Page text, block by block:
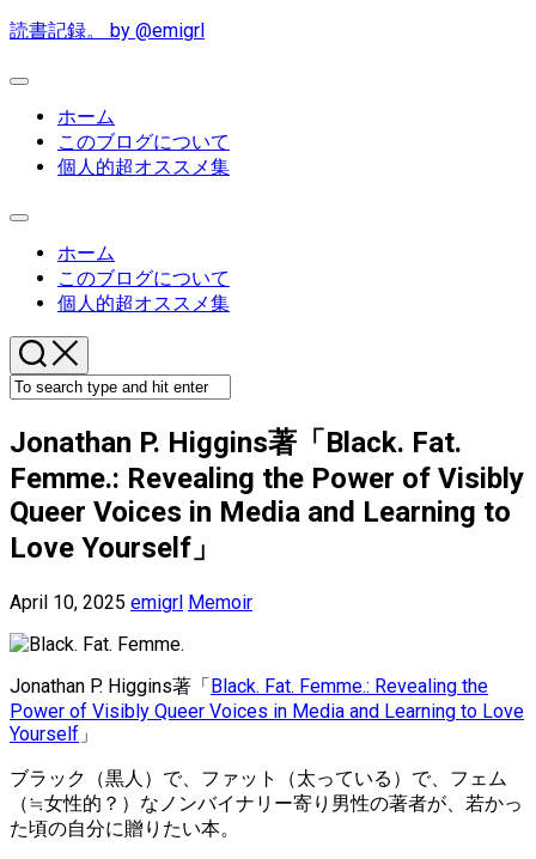
Skip
content
読書記録。 by @emigrl
Expand
ホーム
このブログについて
個人的超オススメ集
Expand
ホーム
このブログについて
個人的超オススメ集
Jonathan P. Higgins著「Black. Fat.
Femme.: Revealing the Power of Visibly
Queer Voices in Media and Learning to
Love Yourself」
April 10, 2025 emigrl Memoir
Jonathan P. Higgins著「Black. Fat. Femme.: Revealing the
Power of Visibly Queer Voices in Media and Learning to Love
Yourself 」
ブラック（黒人）で、ファット（太っている）で、フェム
（≒女性的？）なノンバイナリー寄り男性の著者が、若かっ
た頃の自分に贈りたい本。